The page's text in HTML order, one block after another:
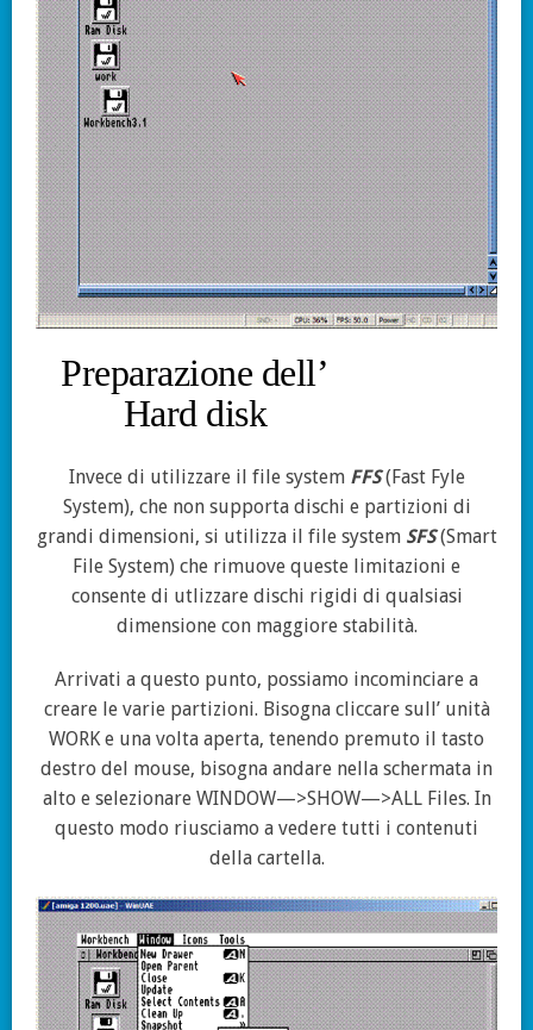
Preparazione dell’
Hard disk
Invece di utilizzare il file system FFS(Fast Fyle
System), che non supporta dischi e partizioni di
grandi dimensioni, si utilizza il file system SFS(Smart
File System) che rimuove queste limitazioni e
consente di utlizzare dischi rigidi di qualsiasi
dimensione con maggiore stabilità.
Arrivati a questo punto, possiamo incominciare a
creare le varie partizioni. Bisogna cliccare sull’ unità
WORK e una volta aperta, tenendo premuto il tasto
destro del mouse, bisogna andare nella schermata in
alto e selezionare WINDOW—>SHOW—>ALL Files. In
questo modo riusciamo a vedere tutti i contenuti
della cartella.